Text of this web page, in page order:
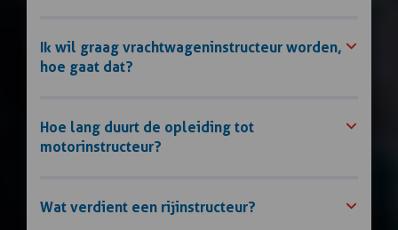
Ik wil graag vrachtwageninstructeur worden,
hoe gaat dat?
Hoe lang duurt de opleiding tot
motorinstructeur?
Wat verdient een rijinstructeur?